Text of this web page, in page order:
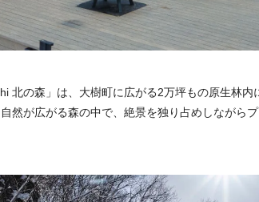
北の森」は、大樹町に広がる2万坪もの原生林内
然が広がる森の中で、絶景を独り占めしながら